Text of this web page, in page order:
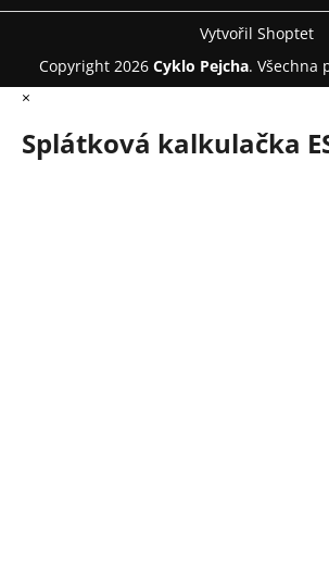
Vytvořil Shoptet
Copyright 2026 Cyklo Pejcha. Všechna
×
Splátková kalkulačka